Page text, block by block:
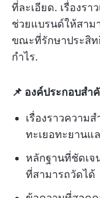
ที่ละเอียด. เรื่องรา
ช่วยแบรนด์ให้สาม
ขณะที่รักษาประสิท
กำไร.
📌 องค์ประกอบสำ
เรื่องราวความ
ทะเยอทะยานแ
หลักฐานที่ชัดเ
ที่สามารถวัดได้